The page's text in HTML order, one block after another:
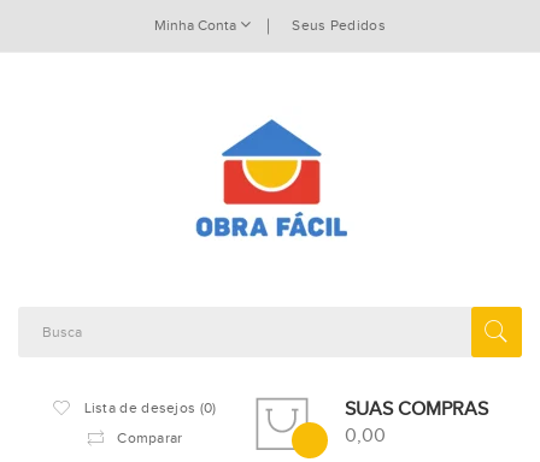
Minha Conta Seus Pedidos
Lista de desejos (0)
Comparar
SUAS COMPRAS
0,00